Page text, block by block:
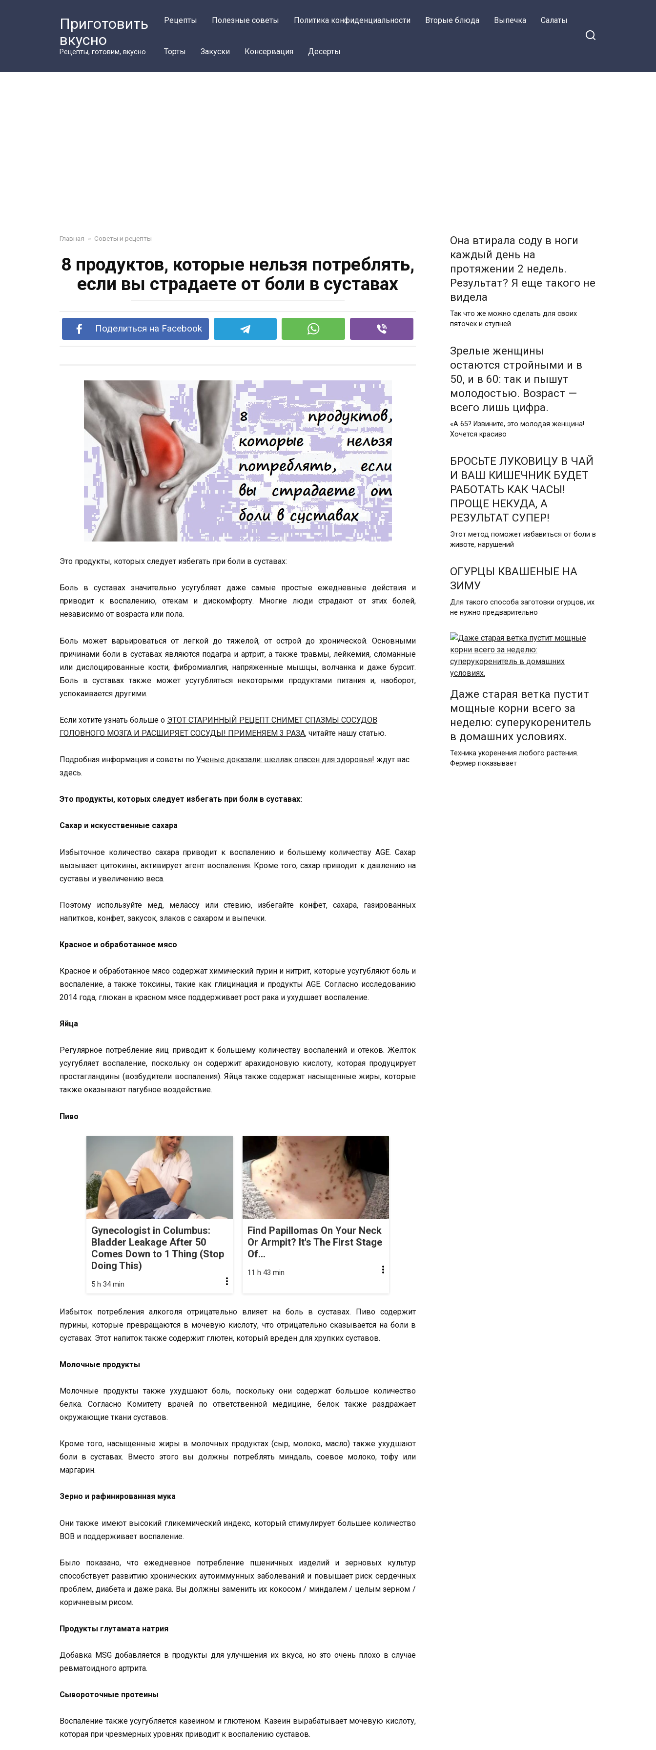
Приготовить
вкусно
Рецепты, готовим, вкусно
Рецепты Полезные советы Политика конфиденциальности Вторые блюда Выпечка Салаты
Торты Закуски Консервация Десерты
Главная » Советы и рецепты
8 продуктов, которые нельзя потреблять,
если вы страдаете от боли в суставах
Поделиться на Facebook
Это продукты, которых следует избегать при боли в суставах:
Боль в суставах значительно усугубляет даже самые простые ежедневные действия и
приводит к воспалению, отекам и дискомфорту. Многие люди страдают от этих болей,
независимо от возраста или пола.
Боль может варьироваться от легкой до тяжелой, от острой до хронической. Основными
причинами боли в суставах являются подагра и артрит, а также травмы, лейкемия, сломанные
или дислоцированные кости, фибромиалгия, напряженные мышцы, волчанка и даже бурсит.
Боль в суставах также может усугубляться некоторыми продуктами питания и, наоборот,
успокаивается другими.
Если хотите узнать больше о ЭТОТ СТАРИННЫЙ РЕЦЕПТ СНИМЕТ СПАЗМЫ СОСУДОВ
ГОЛОВНОГО МОЗГА И РАСШИРЯЕТ СОСУДЫ! ПРИМЕНЯЕМ 3 РАЗА, читайте нашу статью.
Подробная информация и советы по Ученые доказали: шеллак опасен для здоровья! ждут вас
здесь.
Это продукты, которых следует избегать при боли в суставах:
Сахар и искусственные сахара
Избыточное количество сахара приводит к воспалению и большему количеству AGE. Сахар
вызывает цитокины, активирует агент воспаления. Кроме того, сахар приводит к давлению на
суставы и увеличению веса.
Поэтому используйте мед, мелассу или стевию, избегайте конфет, сахара, газированных
напитков, конфет, закусок, злаков с сахаром и выпечки.
Красное и обработанное мясо
Красное и обработанное мясо содержат химический пурин и нитрит, которые усугубляют боль и
воспаление, а также токсины, такие как глицинация и продукты AGE. Согласно исследованию
2014 года, глюкан в красном мясе поддерживает рост рака и ухудшает воспаление.
Яйца
Регулярное потребление яиц приводит к большему количеству воспалений и отеков. Желток
усугубляет воспаление, поскольку он содержит арахидоновую кислоту, которая продуцирует
простагландины (возбудители воспаления). Яйца также содержат насыщенные жиры, которые
также оказывают пагубное воздействие.
Пиво
Gynecologist in Columbus:
Bladder Leakage After 50
Comes Down to 1 Thing (Stop
Doing This)
5 h 34 min
Find Papillomas On Your Neck
Or Armpit? It's The First Stage
Of...
11 h 43 min
Избыток потребления алкоголя отрицательно влияет на боль в суставах. Пиво содержит
пурины, которые превращаются в мочевую кислоту, что отрицательно сказывается на боли в
суставах. Этот напиток также содержит глютен, который вреден для хрупких суставов.
Молочные продукты
Молочные продукты также ухудшают боль, поскольку они содержат большое количество
белка. Согласно Комитету врачей по ответственной медицине, белок также раздражает
окружающие ткани суставов.
Кроме того, насыщенные жиры в молочных продуктах (сыр, молоко, масло) также ухудшают
боли в суставах. Вместо этого вы должны потреблять миндаль, соевое молоко, тофу или
маргарин.
Зерно и рафинированная мука
Они также имеют высокий гликемический индекс, который стимулирует большее количество
ВОВ и поддерживает воспаление.
Было показано, что ежедневное потребление пшеничных изделий и зерновых культур
способствует развитию хронических аутоиммунных заболеваний и повышает риск сердечных
проблем, диабета и даже рака. Вы должны заменить их кокосом / миндалем / целым зерном /
коричневым рисом.
Продукты глутамата натрия
Добавка MSG добавляется в продукты для улучшения их вкуса, но это очень плохо в случае
ревматоидного артрита.
Сывороточные протеины
Воспаление также усугубляется казеином и глютеном. Казеин вырабатывает мочевую кислоту,
которая при чрезмерных уровнях приводит к воспалению суставов.
Она втирала соду в ноги
каждый день на
протяжении 2 недель.
Результат? Я еще такого не
видела
Так что же можно сделать для своих
пяточек и ступней
Зрелые женщины
остаются стройными и в
50, и в 60: так и пышут
молодостью. Возраст —
всего лишь цифра.
«А 65? Извините, это молодая женщина!
Хочется красиво
БРОСЬТЕ ЛУКОВИЦУ В ЧАЙ
И ВАШ КИШЕЧНИК БУДЕТ
РАБОТАТЬ КАК ЧАСЫ!
ПРОЩЕ НЕКУДА, А
РЕЗУЛЬТАТ СУПЕР!
Этот метод поможет избавиться от боли в
животе, нарушений
ОГУРЦЫ КВАШЕНЫЕ НА
ЗИМУ
Для такого способа заготовки огурцов, их
не нужно предварительно
Даже старая ветка пустит
мощные корни всего за
неделю: суперукоренитель
в домашних условиях.
Техника укоренения любого растения.
Фермер показывает